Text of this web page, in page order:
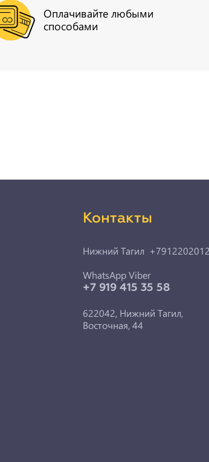
Оплачивайте любыми
способами
Контакты
Нижний Тагил
WhatsApp Viber
+7 919 415 35 58
622042, Нижний Тагил,
Восточная, 44